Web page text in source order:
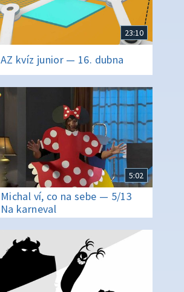
23:10
AZ kvíz junior — 16. dubna
5:02
Michal ví, co na sebe — 5/13
Na karneval